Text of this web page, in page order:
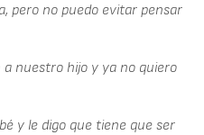
pero no puedo evitar pensar
nuestro hijo y ya no quiero
y le digo que tiene que ser